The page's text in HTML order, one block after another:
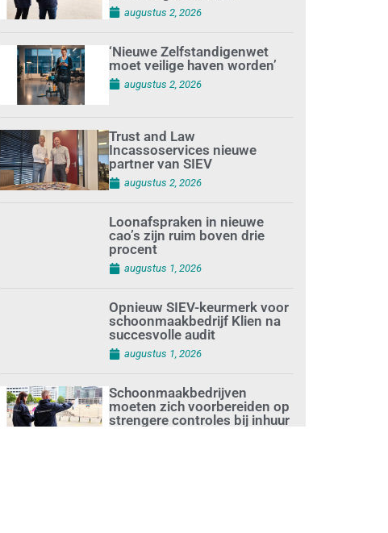
augustus 2, 2026
‘Nieuwe Zelfstandigenwet
moet veilige haven worden’
augustus 2, 2026
Trust and Law
Incassoservices nieuwe
partner van SIEV
augustus 2, 2026
Loonafspraken in nieuwe
cao’s zijn ruim boven drie
procent
augustus 1, 2026
Opnieuw SIEV-keurmerk voor
schoonmaakbedrijf Klien na
succesvolle audit
augustus 1, 2026